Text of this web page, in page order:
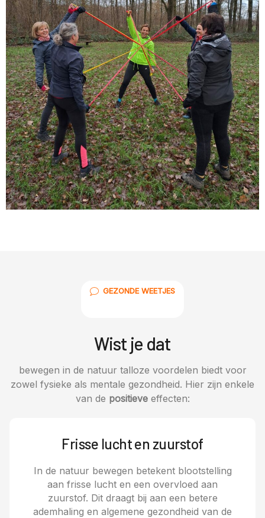
GEZONDE WEETJES
Wist je dat
bewegen in de natuur talloze voordelen biedt voor
zowel fysieke als mentale gezondheid. Hier zijn enkele
van de positieve effecten:
Frisse lucht en zuurstof
In de natuur bewegen betekent blootstelling
aan frisse lucht en een overvloed aan
zuurstof. Dit draagt bij aan een betere
ademhaling en algemene gezondheid van de